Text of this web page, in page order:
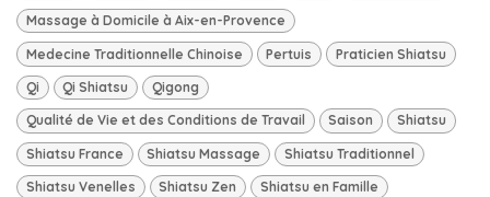
Massage à Domicile à Aix-en-Provence
Medecine Traditionnelle Chinoise Pertuis Praticien Shiatsu
Qi Qi Shiatsu Qigong
Qualité de Vie et des Conditions de Travail Saison Shiatsu
Shiatsu France Shiatsu Massage Shiatsu Traditionnel
Shiatsu Venelles Shiatsu Zen Shiatsu en Famille